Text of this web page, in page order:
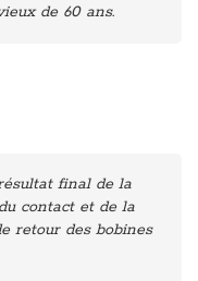
de 60 ans.
final de la
contact et de la
retour des bobines